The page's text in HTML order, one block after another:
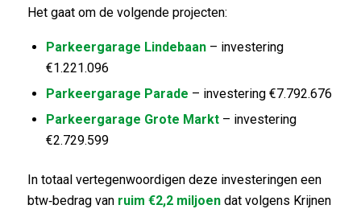
Het gaat om de volgende projecten:
Parkeergarage Lindebaan– investering
€1.221.096
Parkeergarage Parade – investering €7.792.676
Parkeergarage Grote Markt– investering
€2.729.599
In totaal vertegenwoordigen deze investeringen een
btw‑bedrag van ruim €2,2 miljoendat volgens Krijnen